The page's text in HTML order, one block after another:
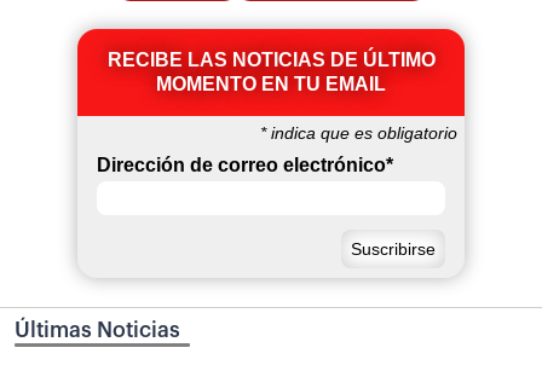
RECIBE LAS NOTICIAS DE ÚLTIMO
MOMENTO EN TU EMAIL
*indica que es obligatorio
Dirección de correo electrónico*
Últimas Noticias